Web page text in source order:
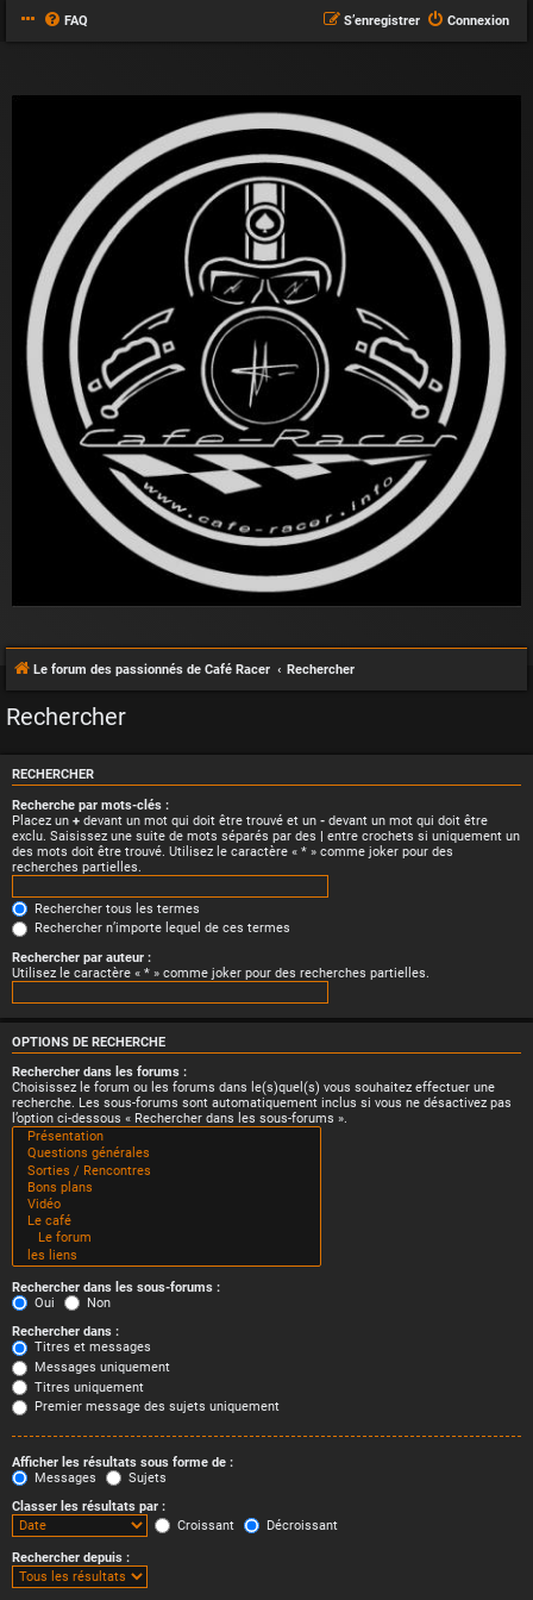
FAQ Connexion
S’enregistrer
Le forum des passionnés de Café Racer Rechercher
Rechercher
RECHERCHER
Recherche par mots-clés :
Placez un + devant un mot qui doit être trouvé et un - devant un mot qui doit être
exclu. Saisissez une suite de mots séparés par des | entre crochets si uniquement un
des mots doit être trouvé. Utilisez le caractère « * » comme joker pour des
recherches partielles.
Rechercher tous les termes
Rechercher n’importe lequel de ces termes
Rechercher par auteur :
Utilisez le caractère « * » comme joker pour des recherches partielles.
OPTIONS DE RECHERCHE
Rechercher dans les forums :
Choisissez le forum ou les forums dans le(s)quel(s) vous souhaitez effectuer une
recherche. Les sous-forums sont automatiquement inclus si vous ne désactivez pas
l’option ci-dessous « Rechercher dans les sous-forums ».
Rechercher dans les sous-forums :
Oui
Non
Rechercher dans :
Titres et messages
Messages uniquement
Titres uniquement
Premier message des sujets uniquement
Afficher les résultats sous forme de :
Messages
Sujets
Classer les résultats par :
Croissant
Décroissant
Rechercher depuis :